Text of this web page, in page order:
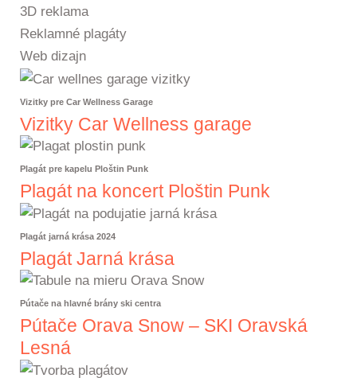
3D reklama
Reklamné plagáty
Web dizajn
Vizitky pre Car Wellness Garage
Vizitky Car Wellness garage
Plagát pre kapelu Ploštin Punk
Plagát na koncert Ploštin Punk
Plagát jarná krása 2024
Plagát Jarná krása
Pútače na hlavné brány ski centra
Pútače Orava Snow – SKI Oravská
Lesná